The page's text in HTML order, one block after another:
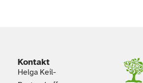
Kontakt
Helga Keil-